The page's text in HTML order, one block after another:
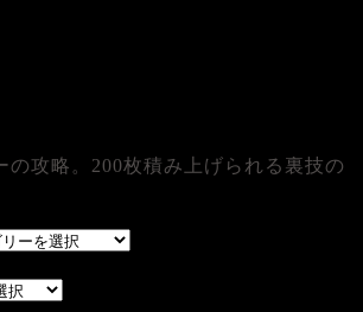
の攻略。200枚積み上げられる裏技の